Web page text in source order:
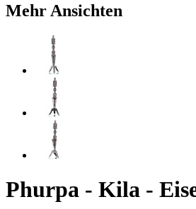
Mehr Ansichten
Phurpa - Kila -